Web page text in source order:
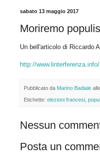
sabato 13 maggio 2017
Moriremo
Un bell'articolo di Riccardo
http://
Pubblicato da Marino Badiale alle
Etichette: elezioni francesi
Nessun
Posta un